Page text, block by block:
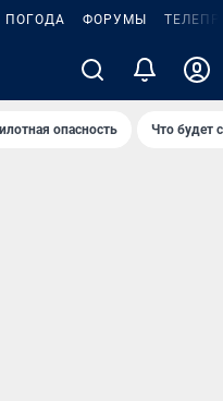
ПОГОДА ФОРУМЫ
опасность Что будет